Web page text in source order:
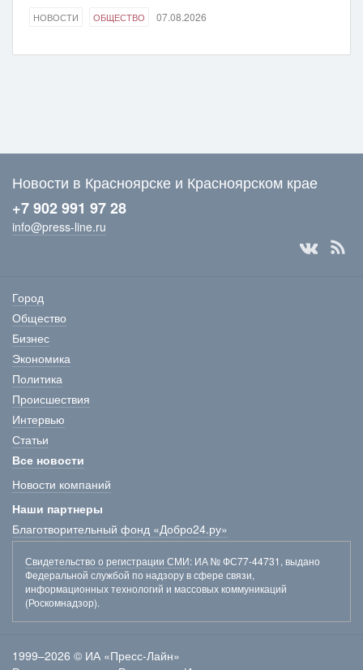
НОВОСТИ ОБЩЕСТВО 07.08.2026
Новости в Красноярске и Красноярском крае
+7 902 991 97 28
info@press-line.ru
Город
Общество
Бизнес
Экономика
Политика
Происшествия
Интервью
Статьи
Все новости
Новости компаний
Наши партнеры
Благотворительный фонд «Добро24.ру»
Свидетельство о регистрации СМИ: ИА № ФС77-44731, выдано
Федеральной службой по надзору в сфере связи,
информационных технологий и массовых коммуникаций
(Роскомнадзор).
1999–2026 © ИА «Пресс-Лайн»